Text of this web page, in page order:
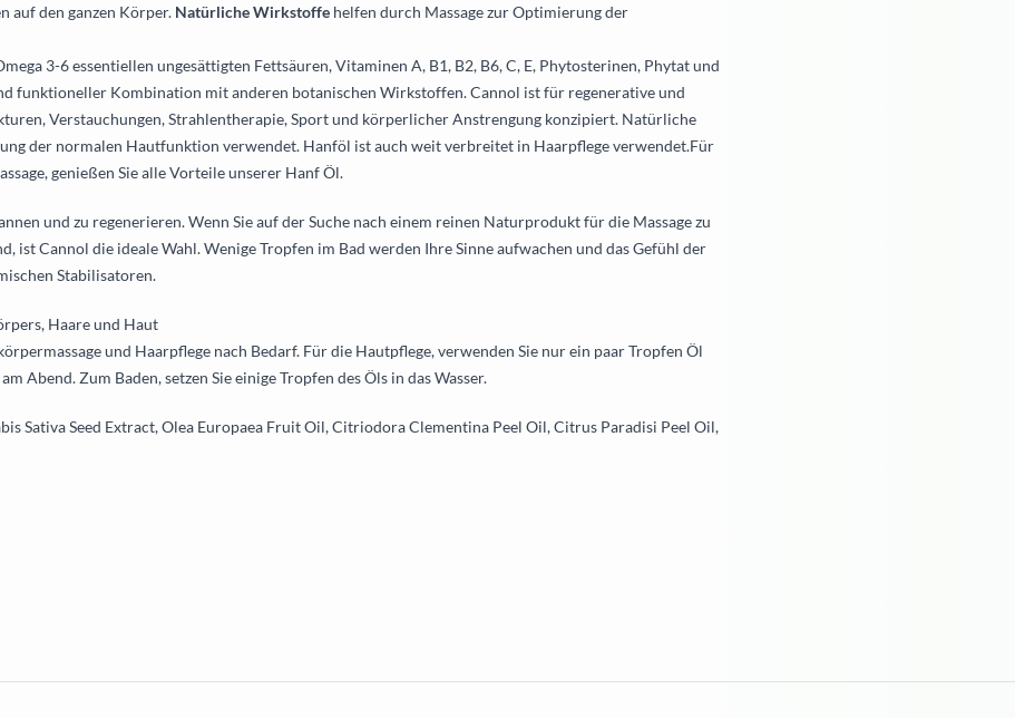
auf den ganzen Körper. Natürliche Wirkstoffe helfen durch Massage zur Optimierung der
3-6 essentiellen ungesättigten Fettsäuren, Vitaminen A, B1, B2, B6, C, E, Phytosterinen, Phytat und
funktioneller Kombination mit anderen botanischen Wirkstoffen. Cannol ist für regenerative und
Verstauchungen, Strahlentherapie, Sport und körperlicher Anstrengung konzipiert. Natürliche
der normalen Hautfunktion verwendet. Hanföl ist auch weit verbreitet in Haarpflege verwendet.Für
genießen Sie alle Vorteile unserer Hanf Öl.
und zu regenerieren. Wenn Sie auf der Suche nach einem reinen Naturprodukt für die Massage zu
ist Cannol die ideale Wahl. Wenige Tropfen im Bad werden Ihre Sinne aufwachen und das Gefühl der
Stabilisatoren.
Haare und Haut
und Haarpflege nach Bedarf. Für die Hautpflege, verwenden Sie nur ein paar Tropfen Öl
Abend. Zum Baden, setzen Sie einige Tropfen des Öls in das Wasser.
Sativa Seed Extract, Olea Europaea Fruit Oil, Citriodora Clementina Peel Oil, Citrus Paradisi Peel Oil,